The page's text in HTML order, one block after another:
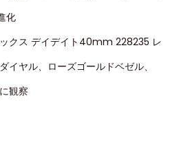
化
クス デイデイト40mm 228235 レ
イヤル、ローズゴールドベゼル、
観察